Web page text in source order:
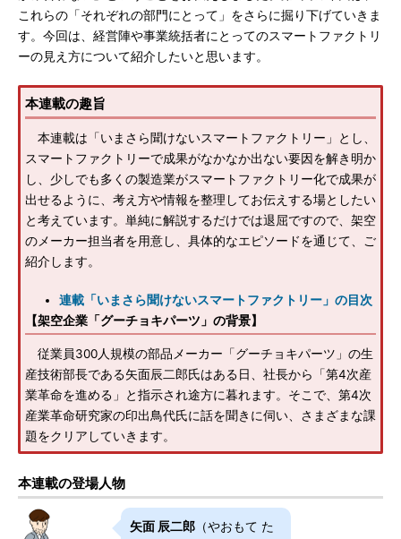
これらの「それぞれの部門にとって」をさらに掘り下げていきま
す。今回は、経営陣や事業統括者にとってのスマートファクトリ
ーの見え方について紹介したいと思います。
本連載の趣旨
本連載は「いまさら聞けないスマートファクトリー」とし、
スマートファクトリーで成果がなかなか出ない要因を解き明か
し、少しでも多くの製造業がスマートファクトリー化で成果が
出せるように、考え方や情報を整理してお伝えする場としたい
と考えています。単純に解説するだけでは退屈ですので、架空
のメーカー担当者を用意し、具体的なエピソードを通じて、ご
紹介します。
連載「いまさら聞けないスマートファクトリー」の目次
【架空企業「グーチョキパーツ」の背景】
従業員300人規模の部品メーカー「グーチョキパーツ」の生
産技術部長である矢面辰二郎氏はある日、社長から「第4次産
業革命を進める」と指示され途方に暮れます。そこで、第4次
産業革命研究家の印出鳥代氏に話を聞きに伺い、さまざまな課
題をクリアしていきます。
本連載の登場人物
矢面 辰二郎 （やおもて た